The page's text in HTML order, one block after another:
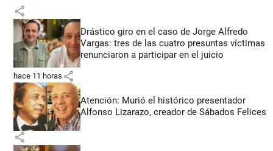
share
Drástico giro en el caso de Jorge Alfredo
Vargas: tres de las cuatro presuntas víctimas
renunciaron a participar en el juicio
hace 11 horas share
Atención: Murió el histórico presentador
Alfonso Lizarazo, creador de Sábados Felices
share